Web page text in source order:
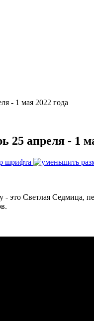
- 1 мая 2022 года
25 апреля - 1
шрифта
- это Светлая Седмица,